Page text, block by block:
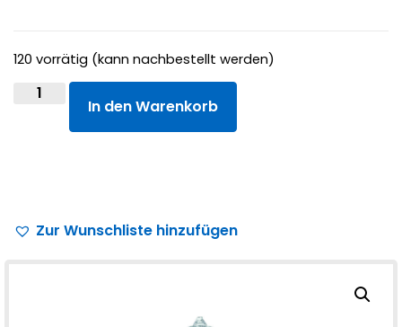
120 vorrätig (kann nachbestellt werden)
In den Warenkorb
Zur Wunschliste hinzufügen